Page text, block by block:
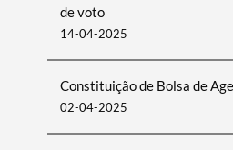
de voto
14-04-2025
Constituição de Bolsa de
02-04-2025